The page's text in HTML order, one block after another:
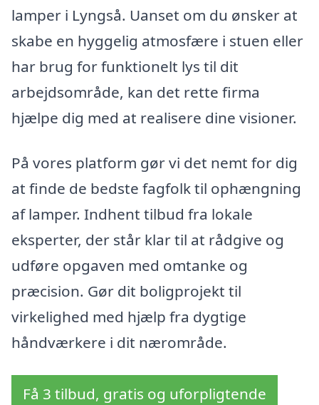
lamper i Lyngså. Uanset om du ønsker at
skabe en hyggelig atmosfære i stuen eller
har brug for funktionelt lys til dit
arbejdsområde, kan det rette firma
hjælpe dig med at realisere dine visioner.
På vores platform gør vi det nemt for dig
at finde de bedste fagfolk til ophængning
af lamper. Indhent tilbud fra lokale
eksperter, der står klar til at rådgive og
udføre opgaven med omtanke og
præcision. Gør dit boligprojekt til
virkelighed med hjælp fra dygtige
håndværkere i dit nærområde.
Få 3 tilbud, gratis og uforpligtende